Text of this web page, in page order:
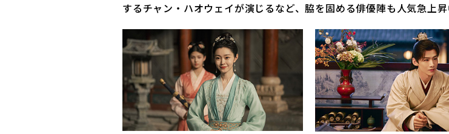
するチャン・ハオウェイが演じるなど、脇を固める俳優陣も人気急上